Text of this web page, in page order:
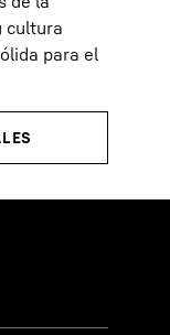
cultura
para el